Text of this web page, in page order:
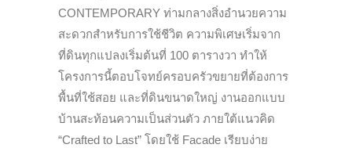
CONTEMPORARY ท่ามกลางสิ่งอำนวยความ
สะดวกสำหรับการใช้ชีวิต ความพิเศษเริ่มจาก
ที่ดินทุกแปลงเริ่มต้นที่ 100 ตารางวา ทำให้
โครงการนี้ตอบโจทย์ครอบครัวขยายที่ต้องการ
พื้นที่ใช้สอย และที่ดินขนาดใหญ่ งานออกแบบ
บ้านสะท้อนความเป็นส่วนตัว ภายใต้แนวคิด
“Crafted to Last” โดยใช้ Facade เรียบง่าย